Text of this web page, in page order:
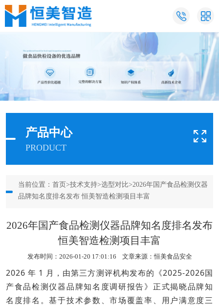
产品中心
PRODUCT
当前位置： 首页 >技术支持>选型对比>2026年国产食品检测仪器
品牌知名度排名发布 恒美智造检测项目丰富
2026年国产食品检测仪器品牌知名度排名发布
恒美智造检测项目丰富
发布时间：2026-01-20 17:01:16 文章来源：恒美食品安全
2026 年 1 月，由第三方测评机构发布的《2025-2026国
产食品检测仪器品牌知名度调研报告》正式揭晓品牌知
名度排名。基于技术参数、市场覆盖率、用户满意度三